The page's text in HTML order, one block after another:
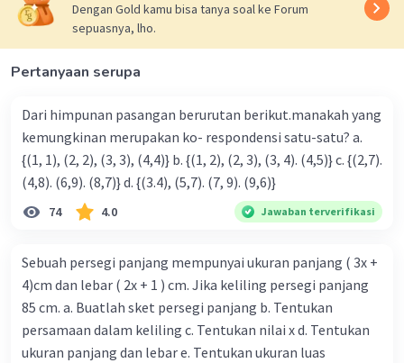
Dengan Gold kamu bisa tanya soal ke Forum
sepuasnya, lho.
Pertanyaan serupa
Dari himpunan pasangan berurutan berikut.manakah yang
kemungkinan merupakan ko- respondensi satu-satu? a.
{(1, 1), (2, 2), (3, 3), (4,4)} b. {(1, 2), (2, 3), (3, 4). (4,5)} c. {(2,7).
(4,8). (6,9). (8,7)} d. {(3.4), (5,7). (7, 9). (9,6)}
74 4.0 Jawaban terverifikasi
Sebuah persegi panjang mempunyai ukuran panjang ( 3x +
4)cm dan lebar ( 2x + 1 ) cm. Jika keliling persegi panjang
85 cm. a. Buatlah sket persegi panjang b. Tentukan
persamaan dalam keliling c. Tentukan nilai x d. Tentukan
ukuran panjang dan lebar e. Tentukan ukuran luas